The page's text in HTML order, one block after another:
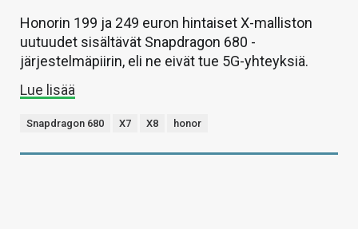
Honorin 199 ja 249 euron hintaiset X-malliston
uutuudet sisältävät Snapdragon 680 -
järjestelmäpiirin, eli ne eivät tue 5G-yhteyksiä.
Lue lisää
Snapdragon 680 X7 X8 honor